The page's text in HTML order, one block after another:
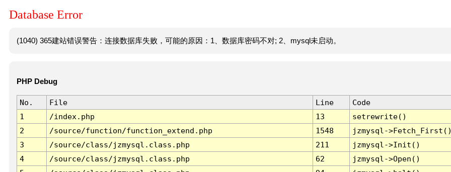
Database Error
(1040) 365建站错误警告：连接数据库失败，可能的原因：1、数据库密码不对; 2、mysql未启动。
PHP Debug
No. File Line
Code
1
/index.php 13
setrewrite()
2
/source/function/function_extend.php 1548
jzmysql-
3
/source/class/jzmysql.class.php 211
jzmysql->Init()
4
/source/class/jzmysql.class.php 62
jzmysql->Open()